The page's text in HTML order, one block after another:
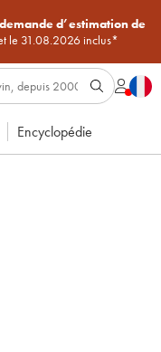
d’estimation de
le 31.08.2026 inclus*
Encyclopédie